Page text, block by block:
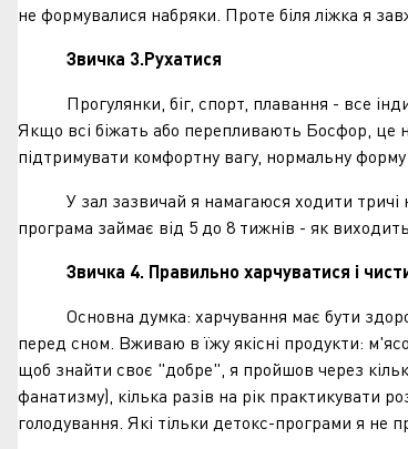
не формувалися набряки. Проте біля ліжка я
Звичка 3.Рухатися
Прогулянки, біг, спорт, плавання - все
Якщо всі біжать або перепливають Босфор, це
підтримувати комфортну вагу, нормальну
У зал зазвичай я намагаюся ходити тричі
програма займає від 5 до 8 тижнів - як
Звичка 4. Правильно харчуватися і
Основна думка: харчування має бути
перед сном. Вживаю в їжу якісні продукти:
щоб знайти своє "добре", я пройшов через
фанатизму), кілька разів на рік практикувати
голодування. Які тільки детокс-програми я не